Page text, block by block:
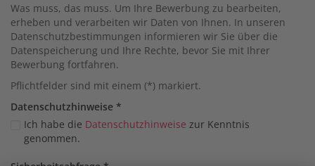
Was muss, das muss. Um Ihre Bewerbung zu bearbeiten,
erheben und verarbeiten wir Daten von Ihnen. In unseren
Datenschutzbestimmungen informieren wir Sie über die
Datenspeicherung und Ihre Rechte, bevor Sie mit Ihrer
Bewerbung fortfahren.
Pflichtfelder sind mit einem (*) markiert.
Datenschutz­hinweise *
Ich habe die Datenschutzhinweise zur Kenntnis
genommen.